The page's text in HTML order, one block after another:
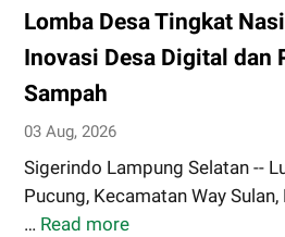
TNI
Lomba Desa Tingkat
Inovasi Desa Digital dan
Sampah
03 Aug, 2026
Sigerindo Lampung Selatan --
Pucung, Kecamatan Way
… Read more